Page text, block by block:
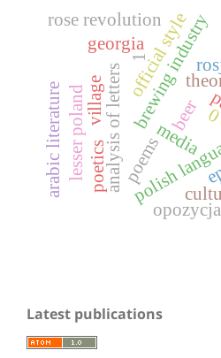
brewing industry
beer
analysis of letters media
polish
official style
village
lesser poland
arabic literature poetics poems
georgia
rose revolution
1
Latest publications